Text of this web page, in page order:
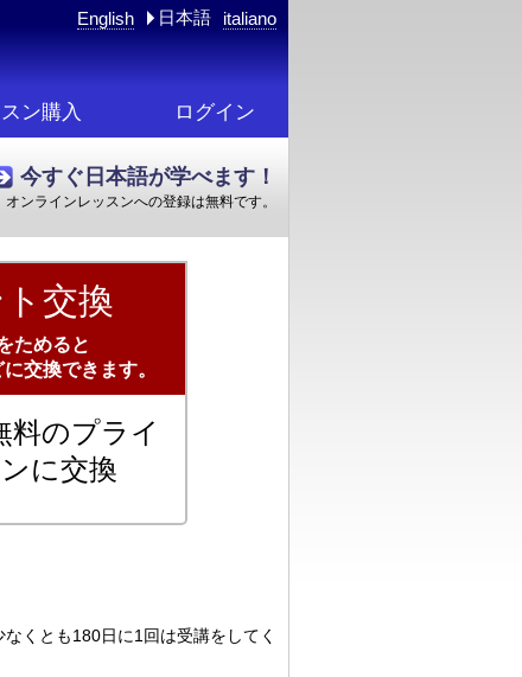
English 日本語 italiano
ン購入 ログイン
今すぐ日本語が学べます！
オンラインレッスンへの登録は無料です。
交換
ためると
交換できます。
料のプライ
に交換
くとも180日に1回は受講をしてく